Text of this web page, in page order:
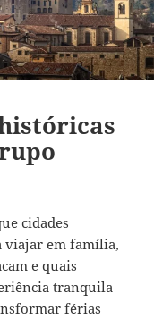
cidades
viajar em família,
e quais
tranquila
férias